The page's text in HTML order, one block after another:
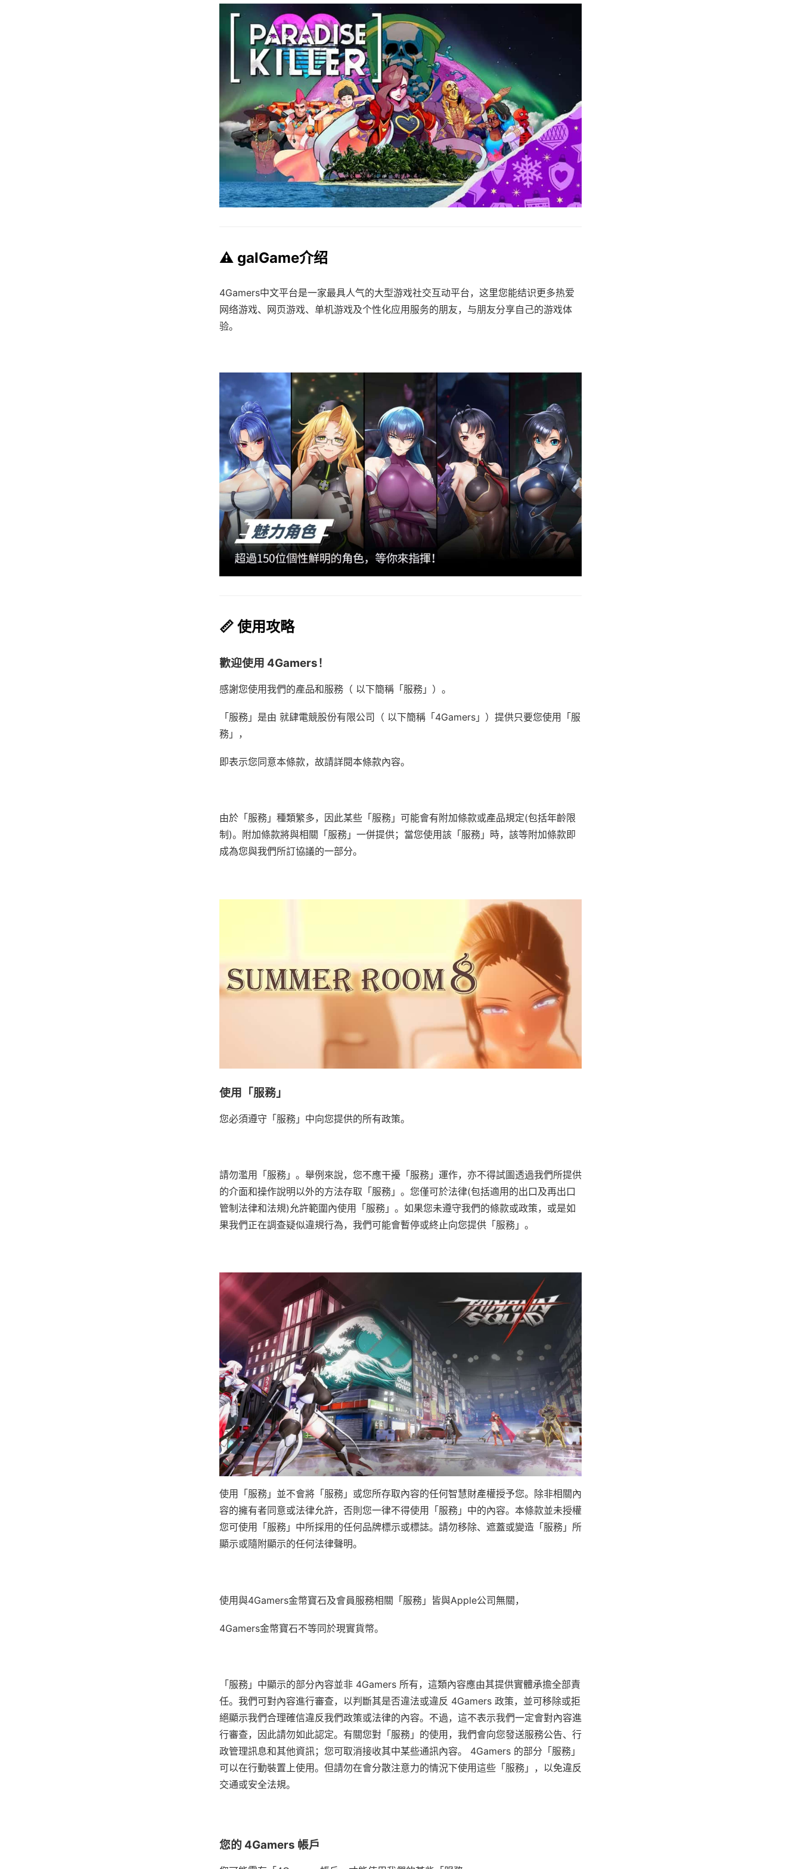
⚠️ galGame介绍
4Gamers中文平台是一家最具人气的大型游戏社交互动平台，这里您能结识更多热爱
网络游戏、网页游戏、单机游戏及个性化应用服务的朋友，与朋友分享自己的游戏体
验。
📏 使用攻略
歡迎使用 4Gamers！
感謝您使用我們的產品和服務（ 以下簡稱「服務」）。
「服務」是由 就肆電競股份有限公司（ 以下簡稱「4Gamers」）提供只要您使用「服
務」，
即表示您同意本條款，故請詳閱本條款內容。
由於「服務」種類繁多，因此某些「服務」可能會有附加條款或產品規定(包括年齡限
制)。附加條款將與相關「服務」一併提供；當您使用該「服務」時，該等附加條款即
成為您與我們所訂協議的一部分。
使用「服務」
您必須遵守「服務」中向您提供的所有政策。
請勿濫用「服務」。舉例來說，您不應干擾「服務」運作，亦不得試圖透過我們所提供
的介面和操作說明以外的方法存取「服務」。您僅可於法律(包括適用的出口及再出口
管制法律和法規)允許範圍內使用「服務」。如果您未遵守我們的條款或政策，或是如
果我們正在調查疑似違規行為，我們可能會暫停或終止向您提供「服務」。
使用「服務」並不會將「服務」或您所存取內容的任何智慧財產權授予您。除非相關內
容的擁有者同意或法律允許，否則您一律不得使用「服務」中的內容。本條款並未授權
您可使用「服務」中所採用的任何品牌標示或標誌。請勿移除、遮蓋或變造「服務」所
顯示或隨附顯示的任何法律聲明。
使用與4Gamers金幣寶石及會員服務相關「服務」皆與Apple公司無關，
4Gamers金幣寶石不等同於現實貨幣。
「服務」中顯示的部分內容並非 4Gamers 所有，這類內容應由其提供實體承擔全部責
任。我們可對內容進行審查，以判斷其是否違法或違反 4Gamers 政策，並可移除或拒
絕顯示我們合理確信違反我們政策或法律的內容。不過，這不表示我們一定會對內容進
行審查，因此請勿如此認定。有關您對「服務」的使用，我們會向您發送服務公告、行
政管理訊息和其他資訊；您可取消接收其中某些通訊內容。 4Gamers 的部分「服務」
可以在行動裝置上使用。但請勿在會分散注意力的情況下使用這些「服務」，以免違反
交通或安全法規。
您的 4Gamers 帳戶